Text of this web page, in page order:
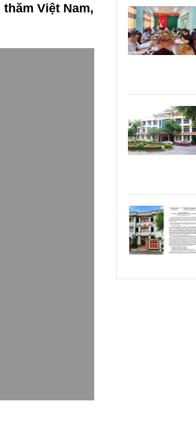
Việt Nam,